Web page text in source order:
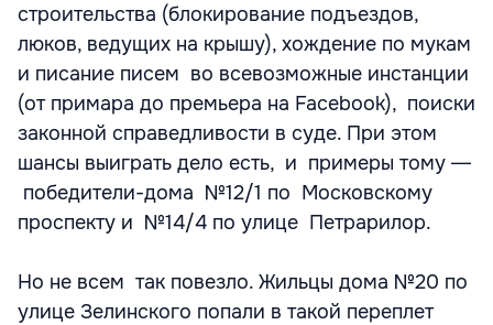
строительства (блокирование подъездов,
люков, ведущих на крышу), хождение по мукам
и писание писем во всевозможные инстанции
(от примара до премьера на Facebook), поиски
законной справедливости в суде. При этом
шансы выиграть дело есть, и примеры тому ―
победители-дома №12/1 по Московскому
проспекту и №14/4 по улице Петрарилор.
Но не всем так повезло. Жильцы дома №20 по
улице Зелинского попали в такой переплет